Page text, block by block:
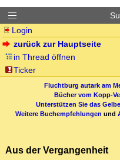
Login
zurück zur Hauptseite
in Thread öffnen
Ticker
Fluchtburg autark am
Bücher vom Kopp-
Unterstützen Sie das
Weitere Buchempfehlungen und
Aus der Vergangenheit